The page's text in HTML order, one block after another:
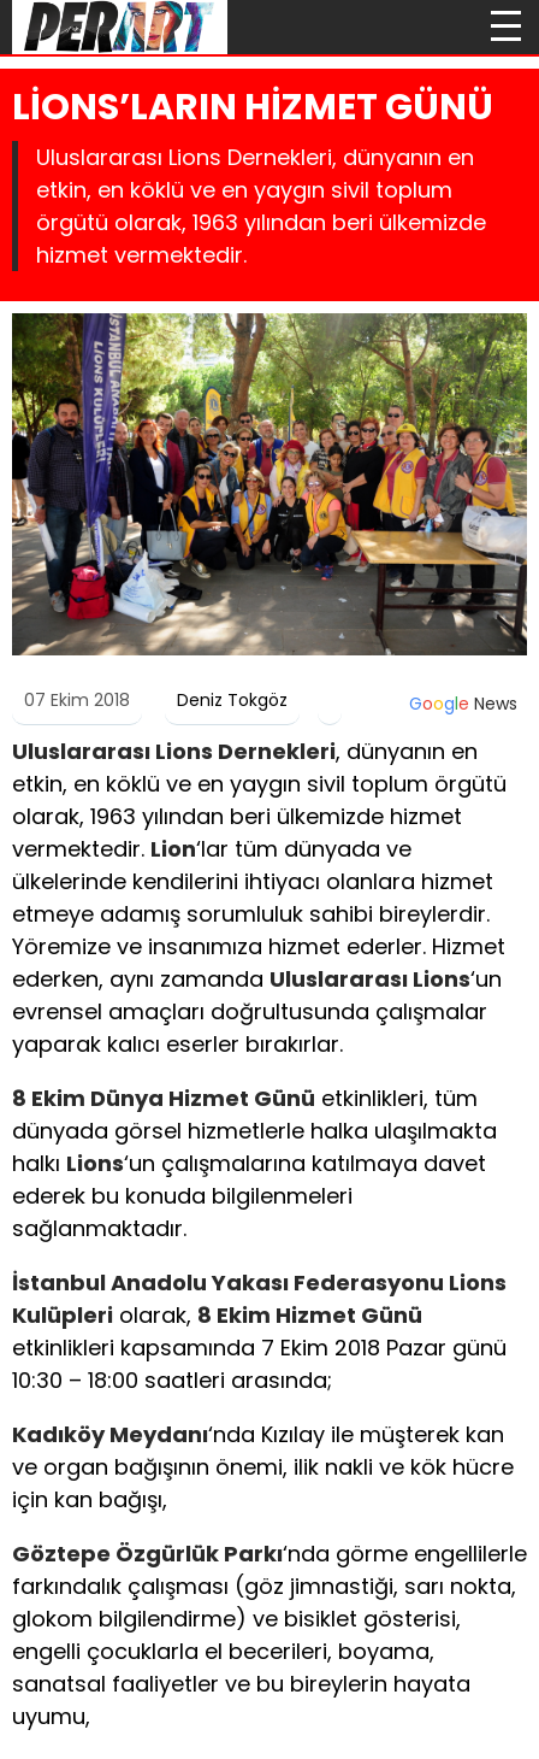
LİONS’LARIN HİZMET GÜNÜ
Uluslararası Lions Dernekleri, dünyanın en
etkin, en köklü ve en yaygın sivil toplum
örgütü olarak, 1963 yılından beri ülkemizde
hizmet vermektedir.
07 Ekim 2018 Deniz Tokgöz Google News
Uluslararası Lions Dernekleri, dünyanın en
etkin, en köklü ve en yaygın sivil toplum örgütü
olarak, 1963 yılından beri ülkemizde hizmet
vermektedir. Lion‘lar tüm dünyada ve
ülkelerinde kendilerini ihtiyacı olanlara hizmet
etmeye adamış sorumluluk sahibi bireylerdir.
Yöremize ve insanımıza hizmet ederler. Hizmet
ederken, aynı zamanda Uluslararası Lions‘un
evrensel amaçları doğrultusunda çalışmalar
yaparak kalıcı eserler bırakırlar.
8 Ekim Dünya Hizmet Günü etkinlikleri, tüm
dünyada görsel hizmetlerle halka ulaşılmakta
halkı Lions‘un çalışmalarına katılmaya davet
ederek bu konuda bilgilenmeleri
sağlanmaktadır.
İstanbul Anadolu Yakası Federasyonu Lions
Kulüpleri olarak, 8 Ekim Hizmet Günü
etkinlikleri kapsamında 7 Ekim 2018 Pazar günü
10:30 – 18:00 saatleri arasında;
Kadıköy Meydanı‘nda Kızılay ile müşterek kan
ve organ bağışının önemi, ilik nakli ve kök hücre
için kan bağışı,
Göztepe Özgürlük Parkı‘nda görme engellilerle
farkındalık çalışması (göz jimnastiği, sarı nokta,
glokom bilgilendirme) ve bisiklet gösterisi,
engelli çocuklarla el becerileri, boyama,
sanatsal faaliyetler ve bu bireylerin hayata
uyumu,